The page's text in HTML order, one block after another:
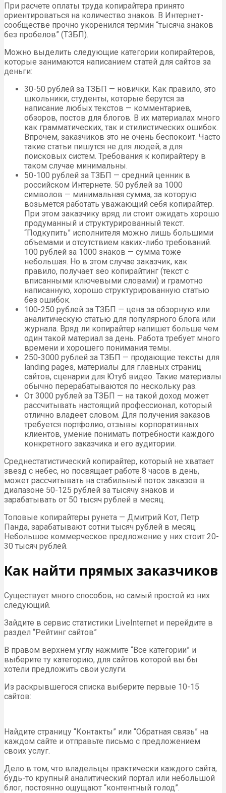
При расчете оплаты труда копирайтера принято
ориентироваться на количество знаков. В Интернет-
сообществе прочно укоренился термин “тысяча знаков
без пробелов” (ТЗБП).
Можно выделить следующие категории копирайтеров,
которые занимаются написанием статей для сайтов за
деньги:
30-50 рублей за ТЗБП — новички. Как правило, это
школьники, студенты, которые берутся за
написание любых текстов — комментариев,
обзоров, постов для блогов. В их материалах много
как грамматических, так и стилистических ошибок.
Впрочем, заказчиков это не очень беспокоит. Часто
такие статьи пишутся не для людей, а для
поисковых систем. Требования к копирайтеру в
таком случае минимальны.
50-100 рублей за ТЗБП — средний ценник в
российском Интернете. 50 рублей за 1000
символов — минимальная сумма, за которую
возьмется работать уважающий себя копирайтер.
При этом заказчику вряд ли стоит ожидать хорошо
продуманный и структурированный текст.
“Подкупить” исполнителя можно лишь большими
объемами и отсутствием каких-либо требований.
100 рублей за 1000 знаков — сумма тоже
небольшая. Но в этом случае заказчик, как
правило, получает seo копирайтинг (текст с
вписанными ключевыми словами) и грамотно
написанную, хорошо структурированную статью
без ошибок.
100-250 рублей за ТЗБП — цена за обзорную или
аналитическую статью для популярного блога или
журнала. Вряд ли копирайтер напишет больше чем
один такой материал за день. Работа требует много
времени и хорошего понимания темы.
250-3000 рублей за ТЗБП — продающие тексты для
landing pages, материалы для главных страниц
сайтов, сценарии для Ютуб видео. Такие материалы
обычно перерабатываются по нескольку раз.
От 3000 рублей за ТЗБП — на такой доход может
рассчитывать настоящий профессионал, который
отлично владеет словом. Для получения заказов
требуется портфолио, отзывы корпоративных
клиентов, умение понимать потребности каждого
конкретного заказчика и его аудитории.
Среднестатистический копирайтер, который не хватает
звезд с небес, но посвящает работе 8 часов в день,
может рассчитывать на стабильный поток заказов в
диапазоне 50-125 рублей за тысячу знаков и
зарабатывать от 50 тысяч рублей в месяц.
Топовые копирайтеры рунета — Дмитрий Кот, Петр
Панда, зарабатывают сотни тысяч рублей в месяц.
Небольшое коммерческое предложение у них стоит 20-
30 тысяч рублей.
Как найти прямых заказчиков
Существует много способов, но самый простой из них
следующий.
Зайдите в сервис статистики LiveInternet и перейдите в
раздел “Рейтинг сайтов”
В правом верхнем углу нажмите “Все категории” и
выберите ту категорию, для сайтов которой вы бы
хотели предложить свои услуги.
Из раскрывшегося списка выберите первые 10-15
сайтов:
Найдите страницу “Контакты” или “Обратная связь” на
каждом сайте и отправьте письмо с предложением
своих услуг.
Дело в том, что владельцы практически каждого сайта,
будь-то крупный аналитический портал или небольшой
блог, постоянно ощущают “контентный голод”.